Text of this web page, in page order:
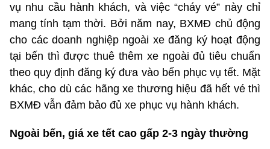
vụ nhu cầu hành khách, và việc “cháy vé” này chỉ
mang tính tạm thời. Bởi năm nay, BXMĐ chủ động
cho các doanh nghiệp ngoài xe đăng ký hoạt động
tại bến thì được thuê thêm xe ngoài đủ tiêu chuẩn
theo quy định đăng ký đưa vào bến phục vụ tết. Mặt
khác, cho dù các hãng xe thương hiệu đã hết vé thì
BXMĐ vẫn đảm bảo đủ xe phục vụ hành khách.
Ngoài bến, giá xe tết cao gấp 2-3 ngày thường